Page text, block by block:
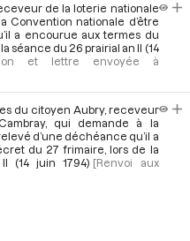
de la loterie nationale
Convention nationale d’être
a encourue aux termes du
séance du 26 prairial an II (14
et lettre envoyée à
du citoyen Aubry, receveur
qui demande à la
d’une déchéance qu’il a
du 27 frimaire, lors de la
(14 juin 1794) [Renvoi aux